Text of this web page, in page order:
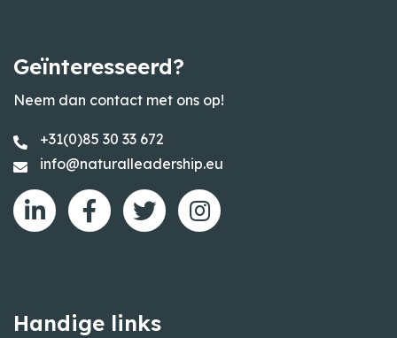
Geïnteresseerd?
Neem dan contact met ons op!
+31(0)85 30 33 672
info@naturalleadership.eu
Handige links